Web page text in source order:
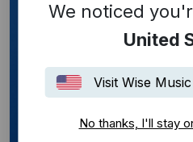
We noticed
United
Visit Wise
No thanks, I'll stay